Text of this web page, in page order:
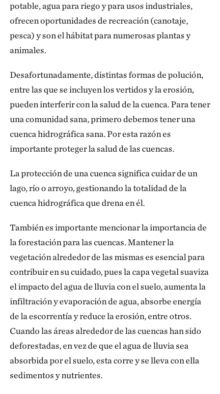
potable, agua para riego y para usos industriales,
ofrecen oportunidades de recreación (canotaje,
pesca) y son el hábitat para numerosas plantas y
animales.
Desafortunadamente, distintas formas de polución,
entre las que se incluyen los vertidos y la erosión,
pueden interferir con la salud de la cuenca. Para tener
una comunidad sana, primero debemos tener una
cuenca hidrográfica sana. Por esta razón es
importante proteger la salud de las cuencas.
La protección de una cuenca significa cuidar de un
lago, río o arroyo, gestionando la totalidad de la
cuenca hidrográfica que drena en él.
También es importante mencionar la importancia de
la forestación para las cuencas. Mantener la
vegetación alrededor de las mismas es esencial para
contribuir en su cuidado, pues la capa vegetal suaviza
el impacto del agua de lluvia con el suelo, aumenta la
infiltración y evaporación de agua, absorbe energía
de la escorrentía y reduce la erosión, entre otros.
Cuando las áreas alrededor de las cuencas han sido
deforestadas, en vez de que el agua de lluvia sea
absorbida por el suelo, esta corre y se lleva con ella
sedimentos y nutrientes.